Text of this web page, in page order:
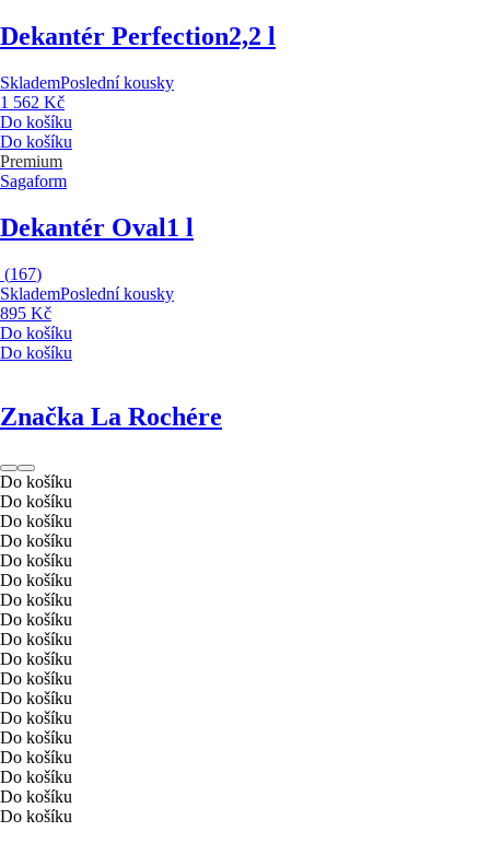
Dekantér Perfection2,2 l
SklademPoslední kousky
1 562 Kč
Do košíku
Do košíku
Premium
Sagaform
Dekantér Oval1 l
(167)
SklademPoslední kousky
895 Kč
Do košíku
Do košíku
Značka La Rochére
Do košíku
Do košíku
Do košíku
Do košíku
Do košíku
Do košíku
Do košíku
Do košíku
Do košíku
Do košíku
Do košíku
Do košíku
Do košíku
Do košíku
Do košíku
Do košíku
Do košíku
Do košíku